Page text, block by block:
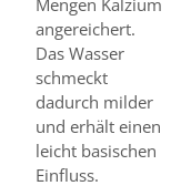
Mengen Kalzium
angereichert.
Das Wasser
schmeckt
dadurch milder
und erhält einen
leicht basischen
Einfluss.